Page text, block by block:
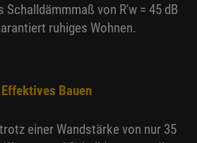
Schalldämmmaß von R'w = 45 dB
ruhiges Wohnen.
Bauen
einer Wandstärke von nur 35